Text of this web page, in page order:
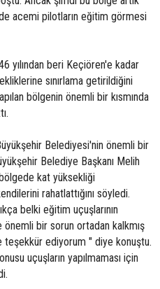
acemi pilotların eğitim görmesi
yılından beri Keçiören'e kadar
sınırlama getirildiğini
bölgenin önemli bir kısmında
Belediyesi'nin önemli bir
Belediye Başkanı Melih
kat yüksekliği
kendilerini rahatlattığını söyledi.
belki eğitim uçuşlarının
önemli bir sorun ortadan kalkmış
teşekkür ediyorum " diye konuştu.
uçuşların yapılmaması için